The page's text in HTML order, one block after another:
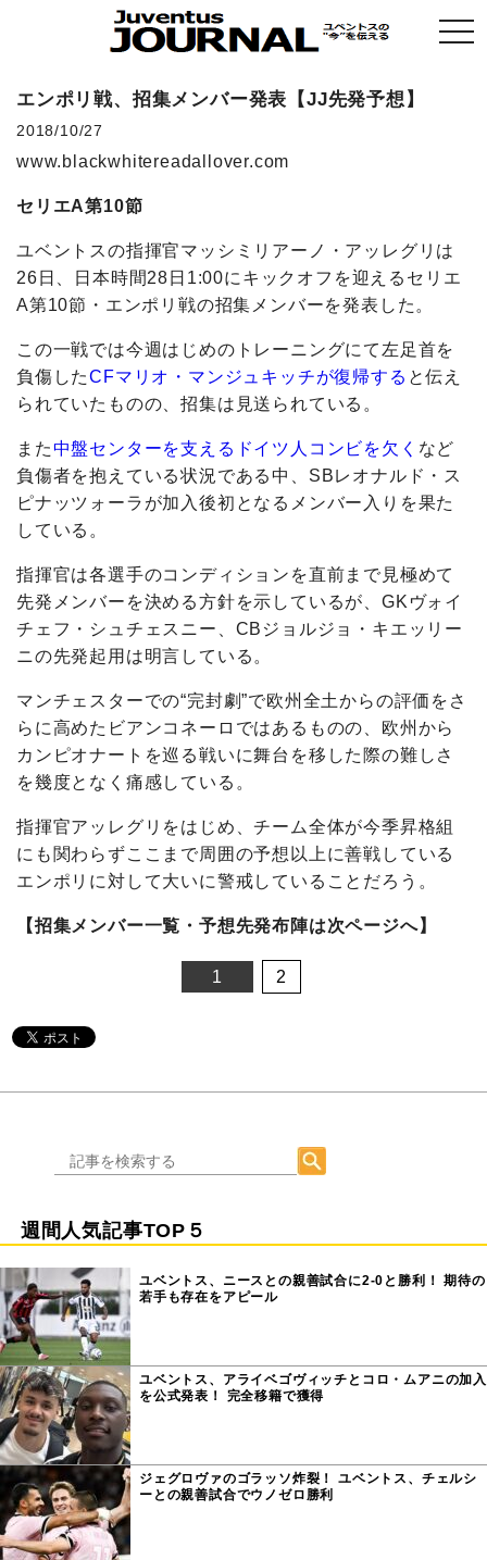
エンポリ戦、招集メンバー発表【JJ先発予想】
2018/10/27
www.blackwhitereadallover.com
セリエA第10節
ユベントスの指揮官マッシミリアーノ・アッレグリは
26日、日本時間28日1:00にキックオフを迎えるセリエ
A第10節・エンポリ戦の招集メンバーを発表した。
この一戦では今週はじめのトレーニングにて左足首を
負傷したCFマリオ・マンジュキッチが復帰する と伝え
られていたものの、招集は見送られている。
また中盤センターを支えるドイツ人コンビを欠く など
負傷者を抱えている状況である中、SBレオナルド・ス
ピナッツォーラが加入後初となるメンバー入りを果た
している。
指揮官は各選手のコンディションを直前まで見極めて
先発メンバーを決める方針を示しているが、GKヴォイ
チェフ・シュチェスニー、CBジョルジョ・キエッリー
ニの先発起用は明言している。
マンチェスターでの“完封劇”で欧州全土からの評価をさ
らに高めたビアンコネーロではあるものの、欧州から
カンピオナートを巡る戦いに舞台を移した際の難しさ
を幾度となく痛感している。
指揮官アッレグリをはじめ、チーム全体が今季昇格組
にも関わらずここまで周囲の予想以上に善戦している
エンポリに対して大いに警戒していることだろう。
【招集メンバー一覧・予想先発布陣は次ページへ】
1 2
週間人気記事TOP５
ユベントス、ニースとの親善試合に2-0と勝利！ 期待の
若手も存在をアピール
ユベントス、アライベゴヴィッチとコロ・ムアニの加入
を公式発表！ 完全移籍で獲得
ジェグロヴァのゴラッソ炸裂！ ユベントス、チェルシ
ーとの親善試合でウノゼロ勝利